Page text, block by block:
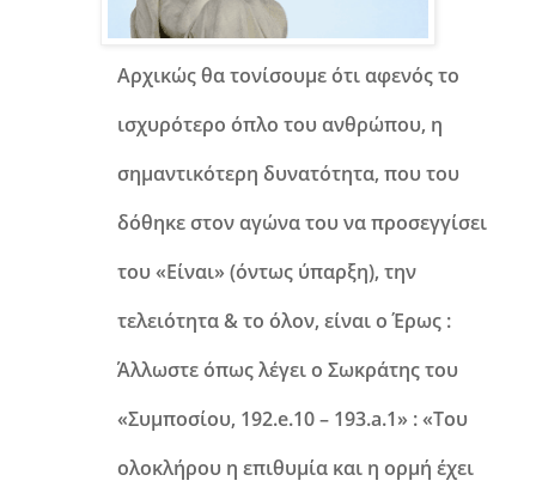
Αρχικώς θα τονίσουμε ότι αφενός το
ισχυρότερο όπλο του ανθρώπου, η
σημαντικότερη δυνατότητα, που του
δόθηκε στον αγώνα του να προσεγγίσει
του «Είναι» (όντως ύπαρξη), την
τελειότητα & το όλον, είναι ο Έρως :
Άλλωστε όπως λέγει ο Σωκράτης του
«Συμποσίου, 192.e.10 – 193.a.1» : «Του
ολοκλήρου η επιθυμία και η ορμή έχει